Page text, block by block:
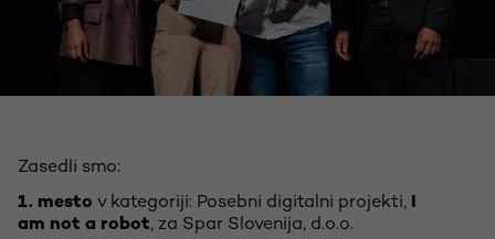
Zasedli smo:
1. mesto v kategoriji: Posebni digitalni projekti, I
am not a robot, za Spar Slovenija, d.o.o.